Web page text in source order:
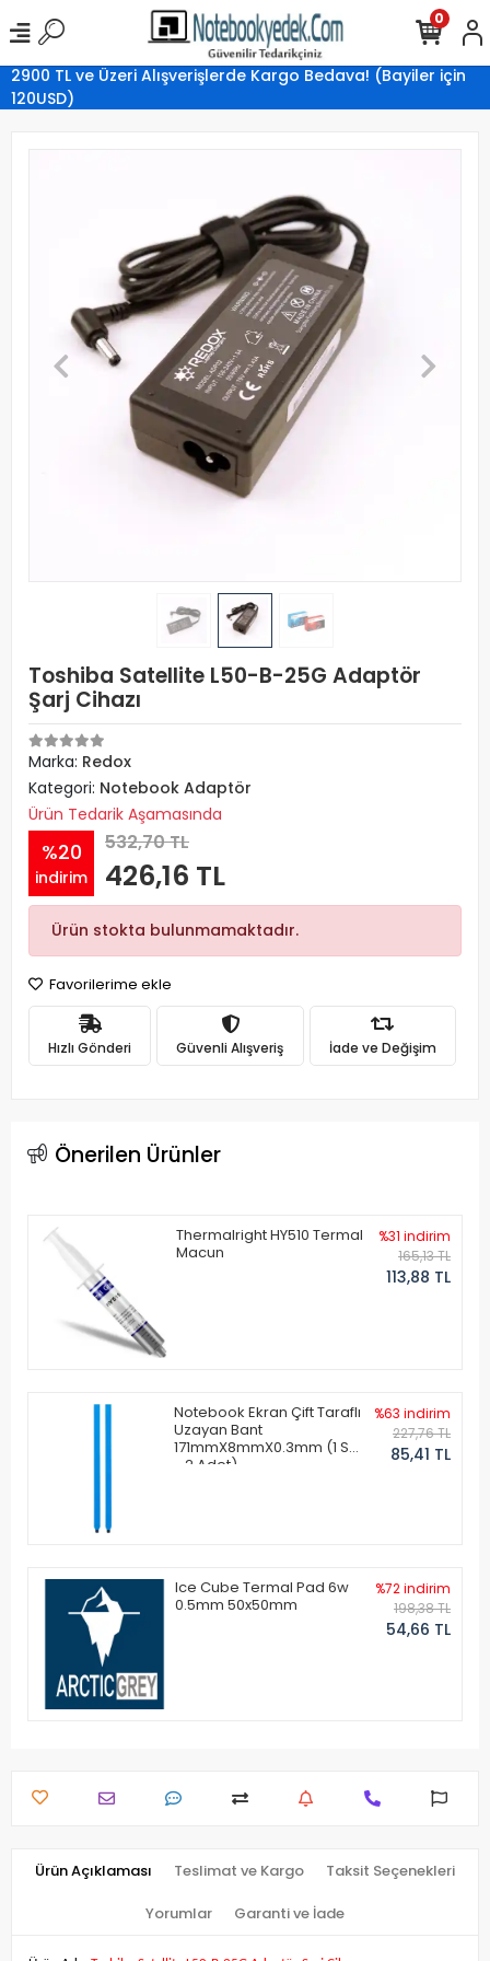
2900 TL ve Üzeri Alışverişlerde Kargo Bedava! (Bayiler için
120USD)
0
Toshiba Satellite L50-B-25G Adaptör
Şarj Cihazı
Marka: Redox
Kategori: Notebook Adaptör
Ürün Tedarik Aşamasında
%20
indirim
532,70 TL
426,16 TL
Ürün stokta bulunmamaktadır.
Favorilerime ekle
Hızlı Gönderi Güvenli Alışveriş İade ve Değişim
Önerilen Ürünler
Thermalright HY510 Termal
Macun
%31 indirim
165,13 TL
113,88 TL
Notebook Ekran Çift Taraflı
Uzayan Bant
171mmX8mmX0.3mm (1 Set
- 2 Adet)
%63 indirim
227,76 TL
85,41 TL
Ice Cube Termal Pad 6w
0.5mm 50x50mm
%72 indirim
198,38 TL
54,66 TL
Ürün Açıklaması Teslimat ve Kargo Taksit Seçenekleri
Yorumlar Garanti ve İade